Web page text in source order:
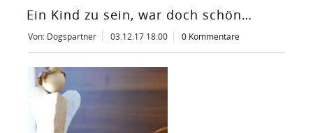
Ein Kind zu sein, war doch schön…
Von: Dogspartner 03.12.17 18:00 0 Kommentare